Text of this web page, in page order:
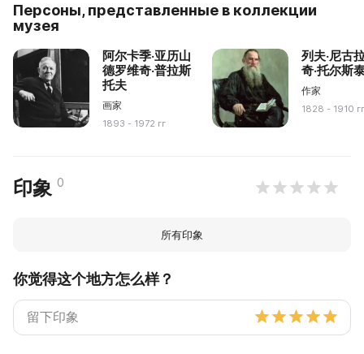
Персоны, представленные в коллекции
музея
阿尔卡季·亚历山
德罗维奇·普拉斯
托夫
画家
1893 - 1972 гг
列夫·尼古
奇·托尔斯
作家
1828 - 1910
印象 0
所有印象
你觉得这个地方怎么样？